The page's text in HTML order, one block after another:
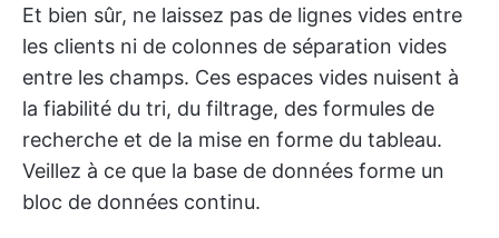
Et bien sûr, ne laissez pas de lignes vides entre
les clients ni de colonnes de séparation vides
entre les champs. Ces espaces vides nuisent à
la fiabilité du tri, du filtrage, des formules de
recherche et de la mise en forme du tableau.
Veillez à ce que la base de données forme un
bloc de données continu.